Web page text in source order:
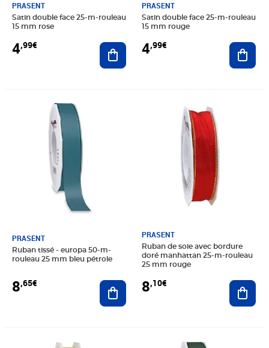
PRASENT
Satin double face 25-m-rouleau
15 mm rose
4,99€ Ajouter au panier
PRASENT
Satin double face 25-m-rouleau
15 mm rouge
4,99€
PRASENT
Ruban tissé - europa 50-m-
rouleau 25 mm bleu pétrole
8,65€ Ajouter au panier
PRASENT
Ruban de soie avec bordure
doré manhattan 25-m-rouleau
25 mm rouge
8,10€